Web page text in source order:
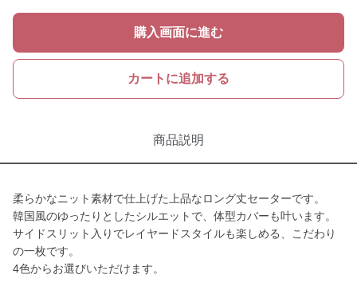
購入画面に進む
カートに追加する
商品説明
柔らかなニット素材で仕上げた上品なロング丈セーターです。
韓国風のゆったりとしたシルエットで、体型カバーも叶います。
サイドスリット入りでレイヤードスタイルも楽しめる、こだわり
の一枚です。
4色からお選びいただけます。